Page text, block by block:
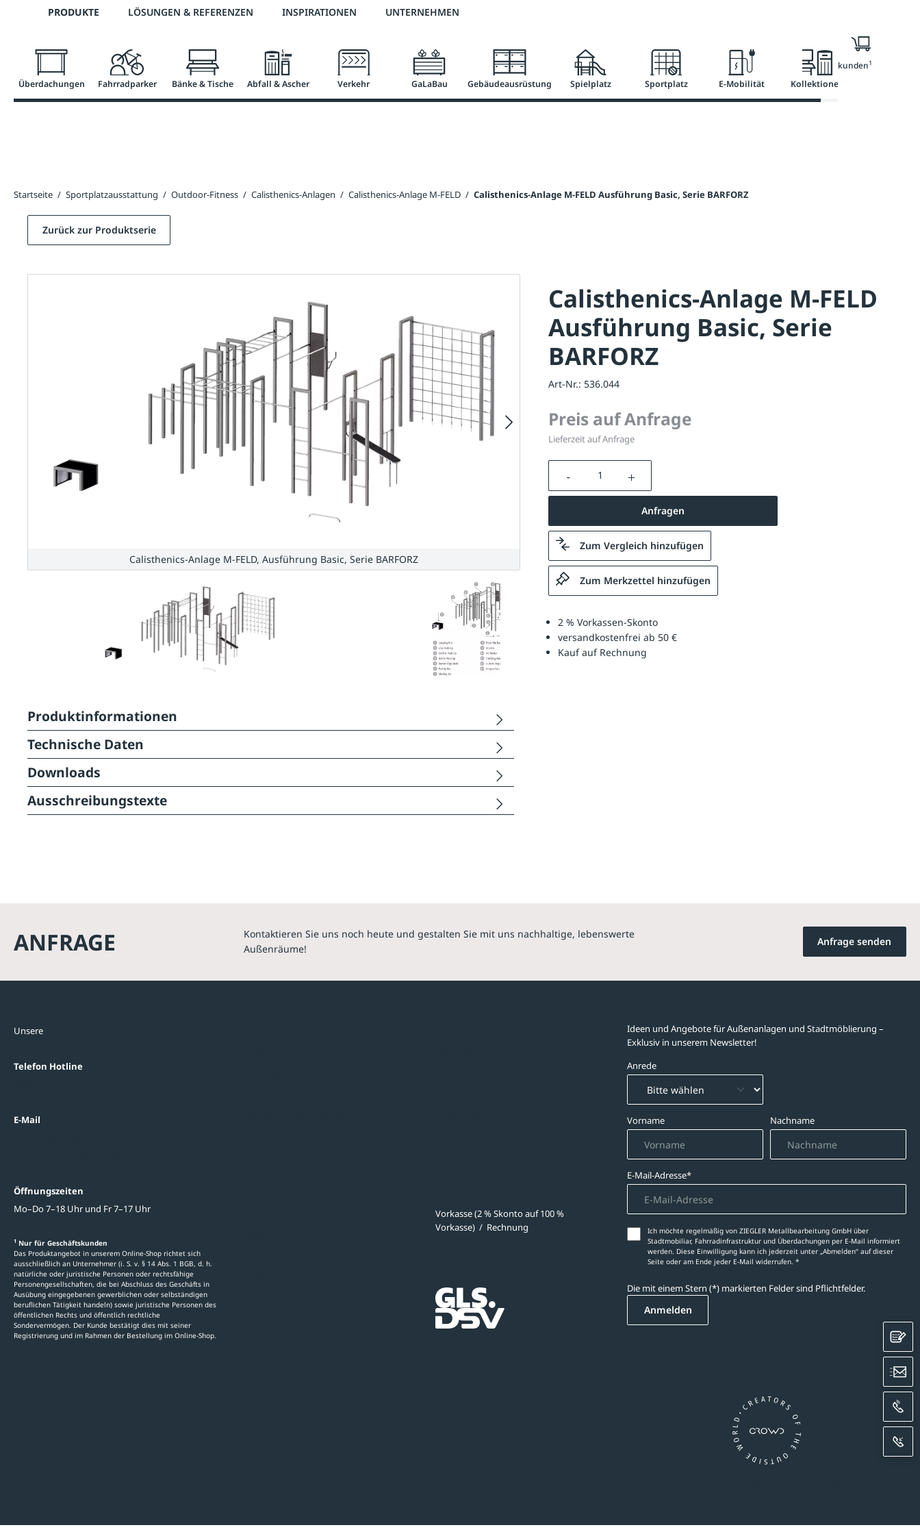
Zur Hauptnavigation springen
Telefon: 0800 / 100 49 02 2 % Vorkassen-Skonto versandkostenfrei ab 50 €
PRODUKTE LÖSUNGEN & REFERENZEN INSPIRATIONEN UNTERNEHMEN
Überdachungen Fahrradparker Bänke & Tische Abfall & Ascher Verkehr GaLaBau Gebäudeausrüstung Spielplatz Sportplatz E-Mobilität Kollektionen
Nur für Geschäftskunden1
Startseite / Sportplatzausstattung / Outdoor-Fitness / Calisthenics-Anlagen / Calisthenics-Anlage M-FELD / Calisthenics-Anlage M-FELD Ausführung Basic, Serie BARFORZ
Calisthenics-Anlage M-FELD
Ausführung Basic, Serie
BARFORZ
Art-Nr.: 536.044
Preis auf Anfrage
Lieferzeit auf Anfrage
Produkt Anzahl: Gib den gewünschten Wert ein oder
Anfragen
Zum Vergleich hinzufügen
Zum Merkzettel hinzufügen
2 % Vorkassen-Skonto
versandkostenfrei ab 50 €
Kauf auf Rechnung
Zurück zur Produktserie
Calisthenics-Anlage M-FELD, Ausführung Basic, Serie BARFORZ Calisthenics-Anlage M-FELD, Ausführung Basic, Serie
Produktinformationen
Technische Daten
Downloads
Ausschreibungstexte
ANFRAGE
Kontaktieren Sie uns noch heute und gestalten Sie mit uns nachhaltige, lebenswerte
Außenräume!
Anfrage senden
Unsere
Telefon Hotline
E-Mail
Öffnungszeiten
Mo–Do 7–18 Uhr und Fr 7–17 Uhr
1 Nur für Geschäftskunden
Das Produktangebot in unserem Online-Shop richtet sich
ausschließlich an Unternehmer (i. S. v. § 14 Abs. 1 BGB, d. h.
natürliche oder juristische Personen oder rechtsfähige
Personengesellschaften, die bei Abschluss des Geschäfts in
Ausübung eingegebenen gewerblichen oder selbständigen
beruflichen Tätigkeit handeln) sowie juristische Personen des
öffentlichen Rechts und öffentlich rechtliche
Sondervermögen. Der Kunde bestätigt dies mit seiner
Registrierung und im Rahmen der Bestellung im Online-Shop.
Vorkasse (2 % Skonto auf 100 %
Vorkasse) / Rechnung
Ideen und Angebote für Außenanlagen und Stadtmöblierung –
Exklusiv in unserem Newsletter!
Anrede
Vorname Nachname
E-Mail-Adresse*
Ich möchte regelmäßig von ZIEGLER Metallbearbeitung GmbH über
Stadtmobiliar, Fahrradinfrastruktur und Überdachungen per E-Mail informiert
werden. Diese Einwilligung kann ich jederzeit unter „Abmelden‘‘ auf dieser
Seite oder am Ende jeder E-Mail widerrufen. *
Die mit einem Stern (*) markierten Felder sind Pflichtfelder.
Anmelden